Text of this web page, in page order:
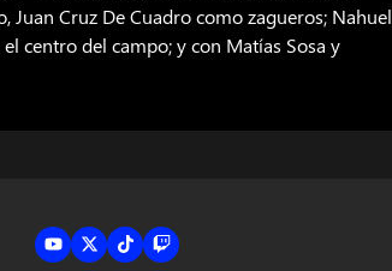
Juan Cruz De Cuadro como zagueros; Nahuel
centro del campo; y con Matías Sosa y